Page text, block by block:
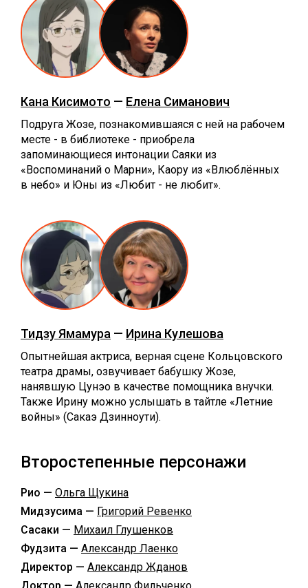
Кана Кисимото — Елена Симанович
Подруга Жозе, познакомившаяся с ней на рабочем
месте - в библиотеке - приобрела
запоминающиеся интонации Саяки из
«Воспоминаний о Марни», Каору из «Влюблённых
в небо» и Юны из «Любит - не любит».
Тидзу Ямамура — Ирина Кулешова
Опытнейшая актриса, верная сцене Кольцовского
театра драмы, озвучивает бабушку Жозе,
нанявшую Цунэо в качестве помощника внучки.
Также Ирину можно услышать в тайтле «Летние
войны» (Сакаэ Дзинноути).
Второстепенные персонажи
Рио — Ольга Щукина
Мидзусима — Григорий Ревенко
Сасаки — Михаил Глушенков
Фудзита — Александр Лаенко
Директор — Александр Жданов